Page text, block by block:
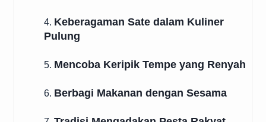
4. Keberagaman Sate dalam Kuliner
Pulung
5. Mencoba Keripik Tempe yang Renyah
6. Berbagi Makanan dengan Sesama